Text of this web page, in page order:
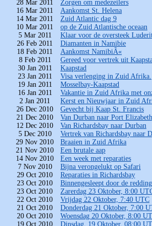
28 Mar 2011
Zorgen om medezeilers
16 Mar 2011
Aankomst St. Helena
14 Mar 2011
Zuid Atlantic dag 9
10 Mar 2011
op de Zuid Atlantische oceaan
5 Mar 2011
Klaar voor de oversteek
26 Feb 2011
Diamanten in Namibie
18 Feb 2011
Aankomst NamibiÃ«
8 Feb 2011
Gereed voor vertrek uit
30 Jan 2011
Kaapstad
23 Jan 2011
Visa verlenging in Zuid Afrika.
19 Jan 2011
Mosselbay-Kaapstad
16 Jan 2011
Vakantie in Zuid Afrika met
2 Jan 2011
Kerst en Nieuwjaar in Zuid
26 Dec 2010
Gevecht bij Kaap St. Francis
21 Dec 2010
Van Durban naar Port
12 Dec 2010
Van Richardsbay naar Durban
5 Dec 2010
Vertrek van Richardsbay naar
29 Nov 2010
Braaien in Zuid Afrika
21 Nov 2010
Een brutale aap
14 Nov 2010
Een week met reparaties
7 Nov 2010
Bijna verongelukt op Safari
29 Oct 2010
Reparaties in Richardsbay
23 Oct 2010
Binnengesleept door de
23 Oct 2010
Zarerdag 23 Oktober, 8:00
22 Oct 2010
Vrijdag 22 Oktober, 7:40 UTC
21 Oct 2010
Donderdag 21 Oktober, 7:00
20 Oct 2010
Woensdag 20 Oktober, 8:00
19 Oct 2010
Dinsdag, 19 Oktober, 08:00